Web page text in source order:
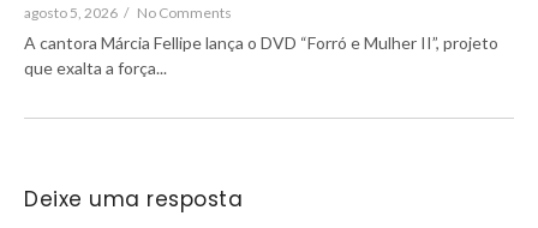
agosto 5, 2026 / No Comments
A cantora Márcia Fellipe lança o DVD “Forró e Mulher II”, projeto
que exalta a força...
Deixe uma resposta